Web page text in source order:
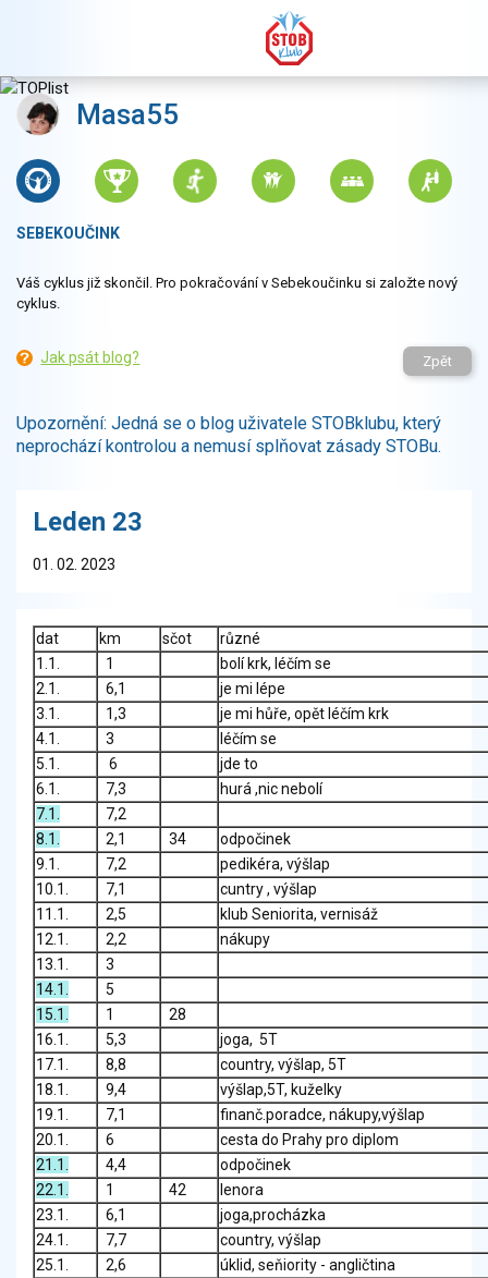
Masa55
SEBEKOUČINK
Váš cyklus již skončil. Pro pokračování v Sebekoučinku si založte nový
cyklus.
Jak psát blog? Zpět
Upozornění: Jedná se o blog uživatele STOBklubu, který
neprochází kontrolou a nemusí splňovat zásady STOBu.
Leden 23
01. 02. 2023
dat km sčot
různé
1.1.
1
bolí krk, léčím se
2.1.
6,1
je mi lépe
3.1.
1,3
je mi hůře, opět léčím krk
4.1.
3
léčím se
5.1.
6
jde to
6.1.
7,3
hurá ,nic nebolí
7.1.
7,2
8.1.
2,1 34
odpočinek
9.1.
7,2
pedikéra, výšlap
10.1.
7,1
cuntry , výšlap
11.1.
2,5
klub Seniorita, vernisáž
12.1.
2,2
nákupy
13.1.
3
14.1.
5
15.1.
1
28
16.1.
5,3
joga, 5T
17.1.
8,8
country, výšlap, 5T
18.1.
9,4
výšlap,5T, kuželky
19.1.
7,1
finanč.poradce, nákupy,výšlap
20.1.
6
cesta do Prahy pro diplom
21.1.
4,4
odpočinek
22.1.
1 42
lenora
23.1.
6,1
joga,procházka
24.1.
7,7
country, výšlap
25.1.
2,6
úklid, seňiority - angličtina